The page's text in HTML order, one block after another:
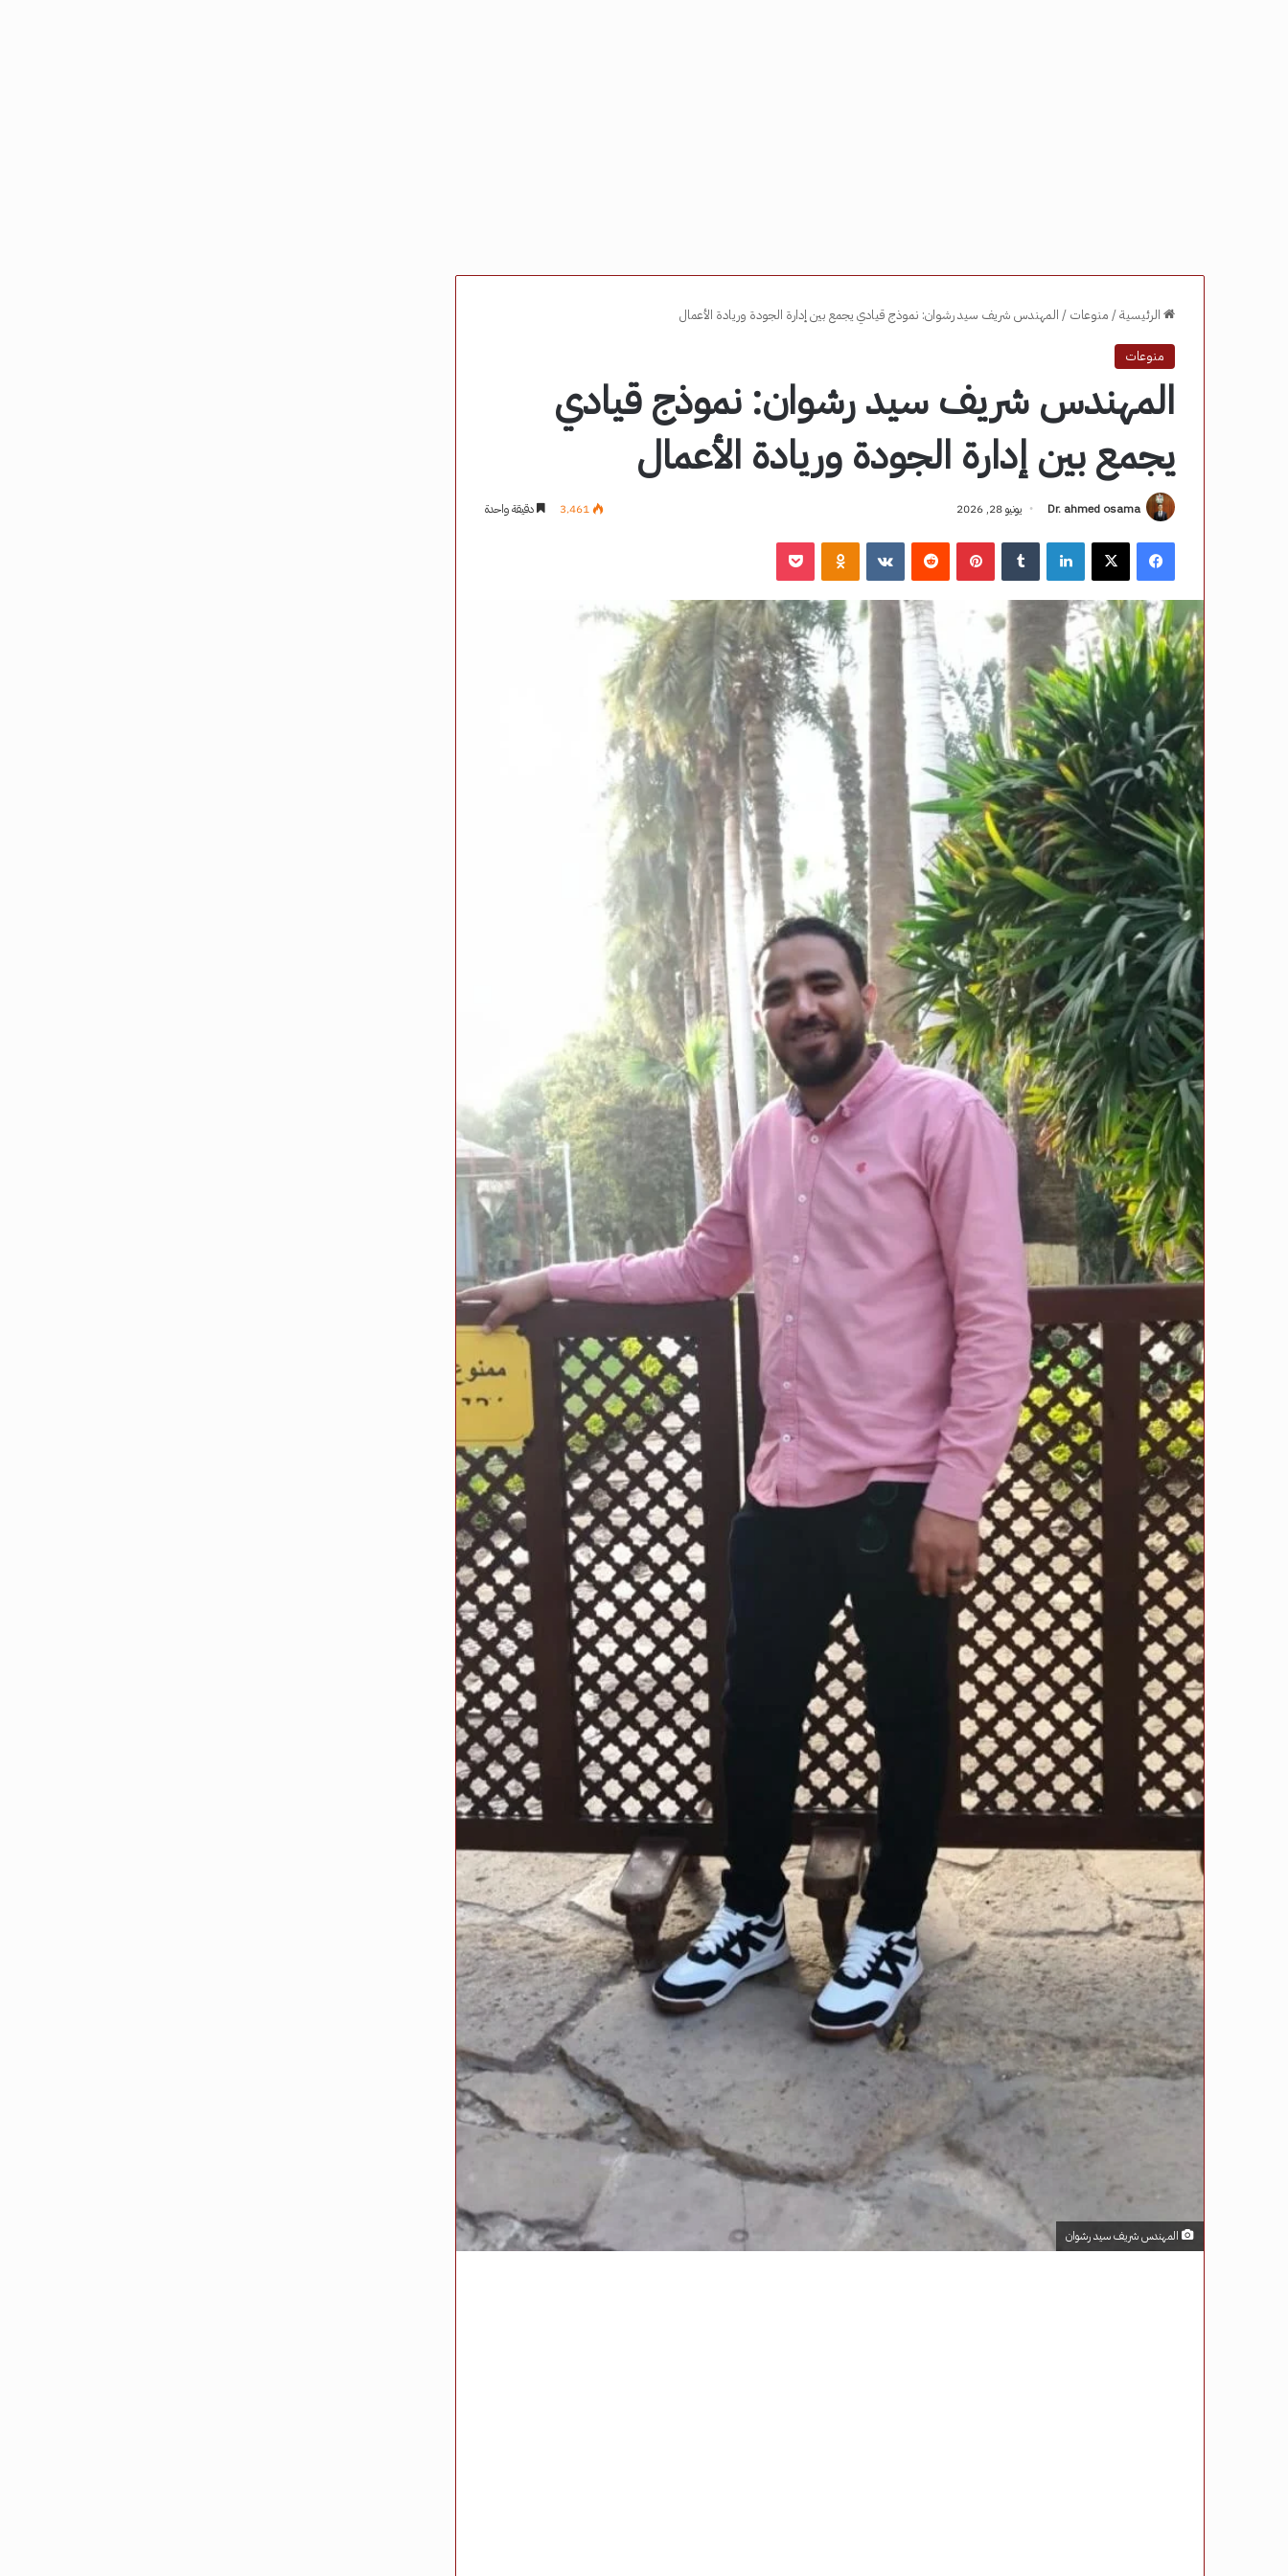
الرئيسية/ منوعات / المهندس شريف سيد رشوان: نموذج قيادي يجمع بين إدارة الجودة وريادة الأعمال
منوعات
المهندس شريف سيد رشوان: نموذج قيادي
يجمع بين إدارة الجودة وريادة الأعمال
Dr. ahmed osama يونيو 28, 2026 3٬461 دقيقة واحدة
فيسبوك ‫X لينكدإن بينتيريست ‏VKontakte
المهندس شريف سيد رشوان